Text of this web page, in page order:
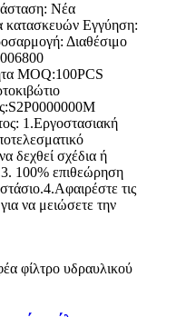
Νέα
Εγγύηση:
Διαθέσιμο
MOQ:100PCS
1.Εργοστασιακή
δεχθεί σχέδια ή
100% επιθεώρηση
τις
να μειώσετε την